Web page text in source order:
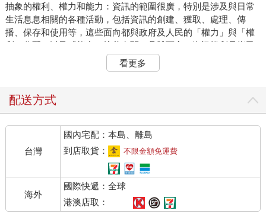
抽象的權利、權力和能力：資訊的範圍很廣，特別是涉及與日常
生活息息相關的各種活動，包括資訊的創建、獲取、處理、傳
播、保存和使用等，這些面向都與政府及人民的「權力」與「權
利」分配，以及「能力」培養有關。具體而言，資訊權利是指民
眾的知情權、獲取權、隱私權等；資訊權力是指個人資訊自主權
力、企業資料控制權力，以及政府管制權力等；而資訊能力則是
具象的資訊資源、技術、系統與機構：這類要素是政策落實的實
資訊技術是指數位化、網路化發展的政策規範與技術標準訂定；
資訊系統是指支撐資料傳輸與整合的基礎建設；而資訊機構則是
指如圖書館、博物館、檔案館等公共資訊服務機構的政策、發展
資訊政策涵蓋所有形塑資訊環境的公共政策，例如在創建層面，
有鼓勵創新的著作權法；在處理、保存和獲取上，有圖書館服務
暨建設法，以及實現知識民主的資訊自由法；在傳播方面有涉及
市場規則與保障個人隱私的法律；而在資訊使用層面，則有資訊
看更多
配送方式
台灣
國內宅配：本島、離島
到店取貨：
不限金額免運費
海外
國際快遞：全球
港澳店取：